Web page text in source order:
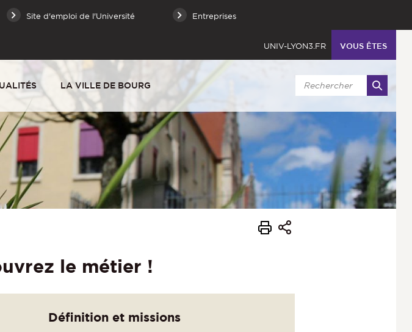
Site d'emploi de l'Université Entreprises
UNIV-LYON3.FR VOUS ÊTES
LA VILLE DE BOURG
le métier !
Définition et missions